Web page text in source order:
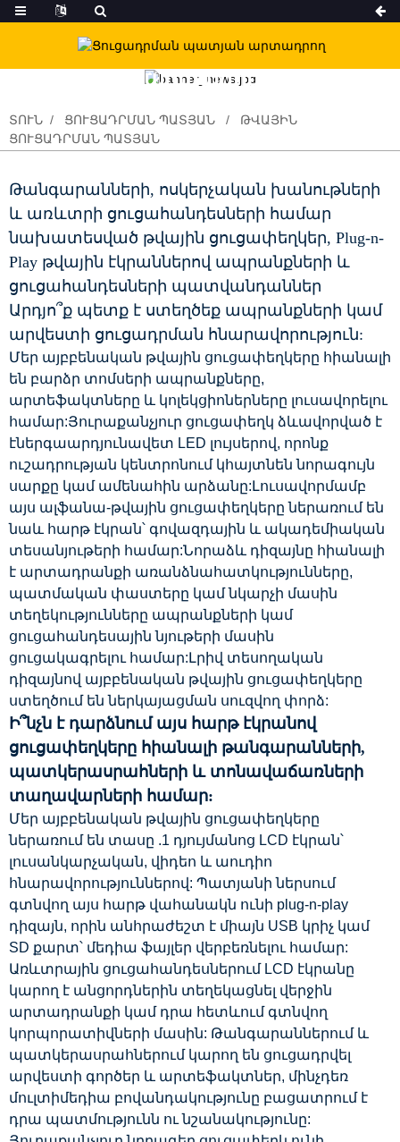
Մեր արտադրանքը
ՏՈՒՆ ՑՈՒՑԱԴՐՄԱՆ ՊԱՏՅԱՆ
ԹՎԱՅԻՆ
ՑՈՒՑԱԴՐՄԱՆ ՊԱՏՅԱՆ
Թանգարանների, ոսկերչական խանութների
և առևտրի ցուցահանդեսների համար
նախատեսված թվային ցուցափեղկեր, Plug-n-
Play թվային էկրաններով ապրանքների և
ցուցահանդեսների պատվանդաններ
Արդյո՞ք պետք է ստեղծեք ապրանքների կամ
արվեստի ցուցադրման հնարավորություն:
Մեր այբբենական թվային ցուցափեղկերը հիանալի
են բարձր տոմսերի ապրանքները,
արտեֆակտները և կոլեկցիոներները լուսավորելու
համար:Յուրաքանչյուր ցուցափեղկ ձևավորված է
էներգաարդյունավետ LED լույսերով, որոնք
ուշադրության կենտրոնում կհայտնեն նորագույն
սարքը կամ ամենահին արձանը:Լուսավորմամբ
այս ալֆանա-թվային ցուցափեղկերը ներառում են
նաև հարթ էկրան՝ գովազդային և ակադեմիական
տեսանյութերի համար:Նորաձև դիզայնը հիանալի
է արտադրանքի առանձնահատկությունները,
պատմական փաստերը կամ նկարչի մասին
տեղեկությունները ապրանքների կամ
ցուցահանդեսային նյութերի մասին
ցուցակագրելու համար:Լրիվ տեսողական
դիզայնով այբբենական թվային ցուցափեղկերը
ստեղծում են ներկայացման սուզվող փորձ:
Ի՞նչն է դարձնում այս հարթ էկրանով
ցուցափեղկերը հիանալի թանգարանների,
պատկերասրահների և տոնավաճառների
տաղավարների համար:
Մեր այբբենական թվային ցուցափեղկերը
ներառում են տասը .1 դյույմանոց LCD էկրան՝
լուսանկարչական, վիդեո և աուդիո
հնարավորություններով: Պատյանի ներսում
գտնվող այս հարթ վահանակն ունի plug-n-play
դիզայն, որին անհրաժեշտ է միայն USB կրիչ կամ
SD քարտ՝ մեդիա ֆայլեր վերբեռնելու համար:
Առևտրային ցուցահանդեսներում LCD էկրանը
կարող է անցորդներին տեղեկացնել վերջին
արտադրանքի կամ դրա հետևում գտնվող
կորպորատիվների մասին: Թանգարաններում և
պատկերասրահներում կարող են ցուցադրվել
արվեստի գործեր և արտեֆակտներ, մինչդեռ
մուլտիմեդիա բովանդակությունը բացատրում է
դրա պատմությունն ու նշանակությունը: